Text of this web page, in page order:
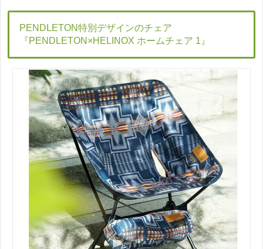
PENDLETON特別デザインのチェア
『PENDLETON×HELINOX ホームチェア 1』